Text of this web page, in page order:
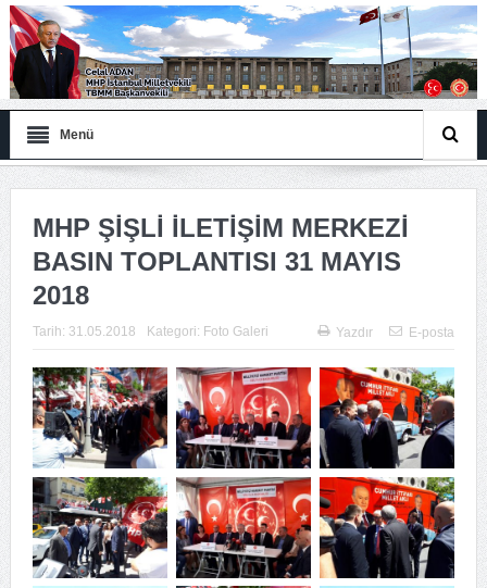
Menü
MHP ŞİŞLİ İLETİŞİM MERKEZİ
BASIN TOPLANTISI 31 MAYIS
2018
Tarih: 31.05.2018 Kategori: Foto Galeri Yazdır E-posta